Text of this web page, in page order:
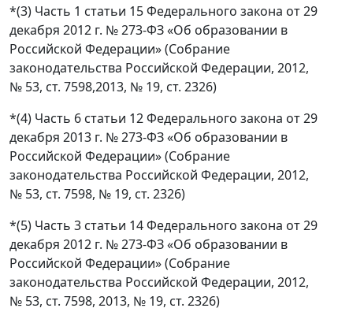
*(3) Часть 1 статьи 15 Федерального закона от 29
декабря 2012 г. № 273-ФЗ «Об образовании в
Российской Федерации» (Собрание
законодательства Российской Федерации, 2012,
№ 53, ст. 7598,2013, № 19, ст. 2326)
*(4) Часть 6 статьи 12 Федерального закона от 29
декабря 2013 г. № 273-ФЗ «Об образовании в
Российской Федерации» (Собрание
законодательства Российской Федерации, 2012,
№ 53, ст. 7598, № 19, ст. 2326)
*(5) Часть 3 статьи 14 Федерального закона от 29
декабря 2012 г. № 273-ФЗ «Об образовании в
Российской Федерации» (Собрание
законодательства Российской Федерации, 2012,
№ 53, ст. 7598, 2013, № 19, ст. 2326)